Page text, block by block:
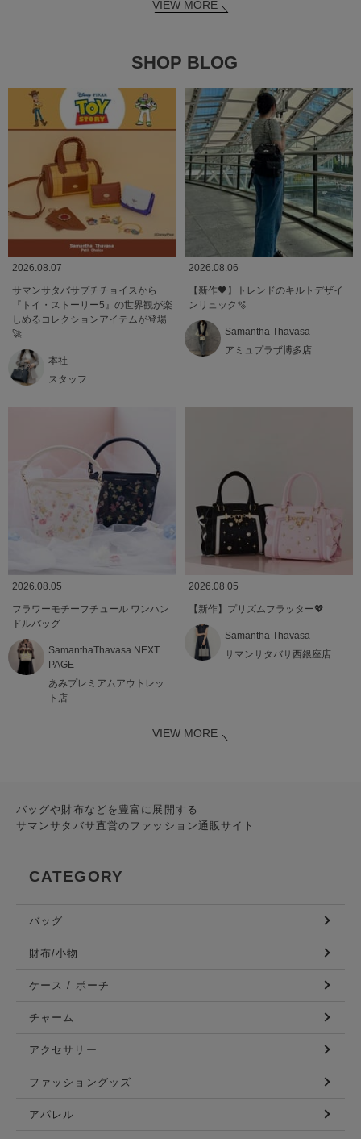
VIEW MORE
SHOP BLOG
2026.08.07
サマンサタバサプチチョイスから
『トイ・ストーリー5』の世界観が楽
しめるコレクションアイテムが登場
🚀
本社
スタッフ
2026.08.06
【新作🖤】トレンドのキルトデザイ
ンリュック🫧
Samantha Thavasa
アミュプラザ博多店
2026.08.05
フラワーモチーフチュール ワンハン
ドルバッグ
SamanthaThavasa NEXT
PAGE
あみプレミアムアウトレッ
ト店
2026.08.05
【新作】プリズムフラッター💖
Samantha Thavasa
サマンサタバサ西銀座店
VIEW MORE
バッグや財布などを豊富に展開する
サマンサタバサ直営のファッション通販サイト
CATEGORY
バッグ
財布/小物
ケース / ポーチ
チャーム
アクセサリー
ファッショングッズ
アパレル